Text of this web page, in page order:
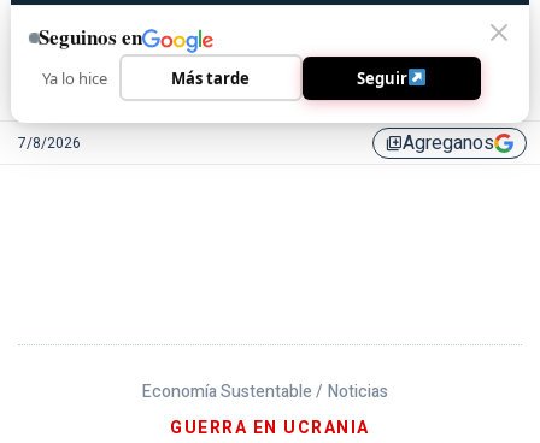
7/8/2026 library_addAgreganos
Economía Sustentable / Noticias
GUERRA EN UCRANIA
Seguinos en
Ya lo hice Más tarde Seguir